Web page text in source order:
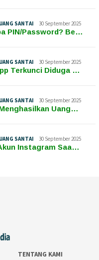
SANTAI 30 September 2025
PIN/Password? Be…
SANTAI 30 September 2025
Terkunci Diduga …
SANTAI 30 September 2025
Uang…
SANTAI 30 September 2025
Instagram Saa…
TENTANG KAMI